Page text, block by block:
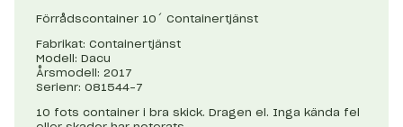
Förrådscontainer 10´ Containertjänst
Fabrikat: Containertjänst
Modell: Dacu
Årsmodell: 2017
Serienr: 081544-7
10 fots container i bra skick. Dragen el. Inga kända fel